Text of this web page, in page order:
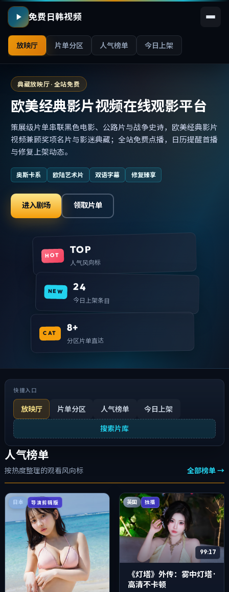
免费日韩视频
放映厅 片单分区 人气榜单 今日上架
典藏放映厅 · 全站免费
欧美经典影片视频在线观影平台
策展级片单串联黑色电影、公路片与战争史诗，欧美经典影片
视频兼顾奖项名片与影迷典藏；全站免费点播，日历提醒首播
与修复上架动态。
奥斯卡系 欧陆艺术片 双语字幕 修复臻享
进入剧场 领取片单
HOT TOP
人气风向标
NEW 24
今日上架条目
CAT 8+
分区片单直达
快捷入口
放映厅 片单分区 人气榜单 今日上架
搜索片库
人气榜单
按热度整理的观看风向标 全部榜单 →
日本 导演剪辑版 英国 独播
99:17
《灯塔》外传：雾中灯塔 ·
高清不卡顿